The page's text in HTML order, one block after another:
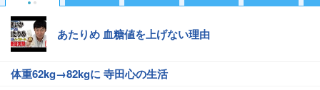
あたりめ 血糖値を上げない理由
体重62kg→82kgに 寺田心の生活